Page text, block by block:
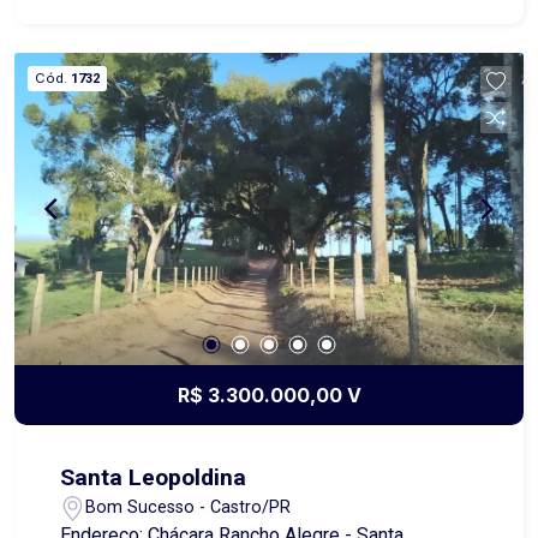
pedestres. Situado próximo a comércios,
mercados, escolas e com fácil ligação às
principais vias da região. Conta com
infraestrutura urbana incluindo rede de água,
energia elétrica, iluminação pública e calçamento.
Localização estratégica e versatilidade em um
só lugar! Entre em contato para mais informações
e agende uma visita. Além do aluguel e encargos
anunciados, é acrescido ainda o Seguro contra
Incêndio e Vendaval (valor sob consulta) e o
Fundo de Conservação do Imóvel (FCI)
equivalente a 5% do valor do aluguel.
Cód. 1732
R$ 3.300.000,00 V
Santa Leopoldina
Bom Sucesso - Castro/PR